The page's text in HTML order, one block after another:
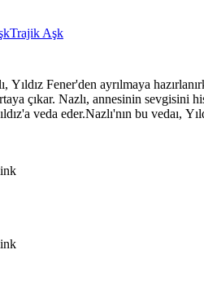
Trajik Aşk
Yıldız Fener'den ayrılmaya
çıkar. Nazlı, annesinin sevgisini
veda eder.Nazlı'nın bu vedaı,